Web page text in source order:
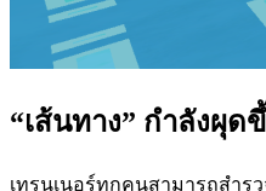
“เส้นทาง” กำลังผุด
เทรนเนอร์ทุกคนสามารถสำร